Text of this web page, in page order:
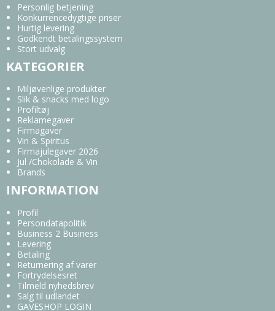
Personlig betjening
Konkurrencedygtige priser
Hurtig levering
Godkendt betalingssystem
Stort udvalg
KATEGORIER
Miljøvenlige produkter
Slik & snacks med logo
Profiltøj
Reklamegaver
Firmagaver
Vin & Spiritus
Firmajulegaver 2026
Jul /Chokolade & Vin
Brands
INFORMATION
Profil
Persondatapolitik
Business 2 Business
Levering
Betaling
Returnering af varer
Fortrydelsesret
Tilmeld nyhedsbrev
Salg til udlandet
GAVESHOP LOGIN